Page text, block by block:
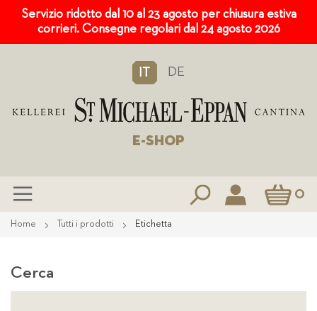
Servizio ridotto dal 10 al 23 agosto per chiusura estiva
corrieri. Consegne regolari dal 24 agosto 2026
IT DE
E-SHOP
Carrello0
Salta
Home Tutti i prodotti Etichetta
Cerca